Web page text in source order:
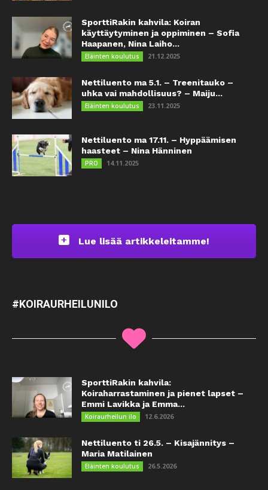
SporttiRakin kahvila: Koiran
käyttäytyminen ja oppiminen – Sofia
Haapanen, Nina Laiho...
Eläinten koulutus 21.12.2025
Nettiluento ma 5.1. – Treenitauko –
uhka vai mahdollisuus? – Maiju...
Eläinten koulutus 23.11.2025
Nettiluento ma 17.11. – Hyppäämisen
haasteet – Nina Hänninen
PRO 14.11.2025
Lue lisää artikkeleitamme!
#KOIRAURHEILUNILO
SporttiRakin kahvila:
Koiraharrastaminen ja pienet lapset –
Emmi Lavikka ja Emma...
Koiraurheilun ilo 12.6.2026
Nettiluento ti 26.5. – Kisajännitys –
Maria Matilainen
Eläinten koulutus 26.5.2026